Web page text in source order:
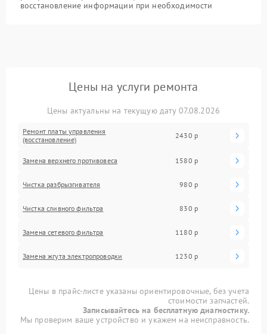
восстановление информации при необходимости
Цены на услуги ремонта
Цены актуальны на текущую дату 07.08.2026
Ремонт платы управления
(восстановление)
2430 р
Замена верхнего противовеса 1580 р
Чистка разбрызгивателя 980 р
Чистка сливного фильтра 830 р
Замена сетевого фильтра 1180 р
Замена жгута электропроводки 1230 р
Цены в прайс-листе указаны ориентировочные, без учета
стоимости запчастей.
Записывайтесь на бесплатную диагностику.
Мы проверим ваше устройство и укажем на неисправность.